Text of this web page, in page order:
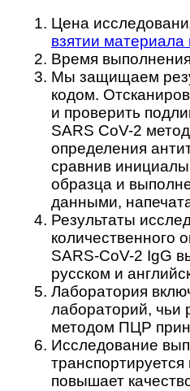
Цена
взятии
Время
Мы защищаем
кодом.
и проверить
SARS CoV-2
определения
сравнив
образца и
данными,
Результаты
количественного
SARS-CoV-2 IgG
русском и
Лаборатория
лабораторий, чьи
методом ПЦР
Исследование
повышает